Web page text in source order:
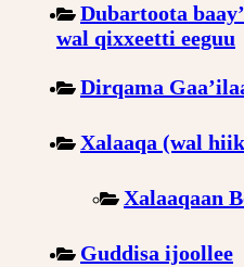
Dubartoota
wal qixxeetti eeguu
Dirqama
Xalaaqa (wal
Xalaaqaan
Guddisa ijoollee